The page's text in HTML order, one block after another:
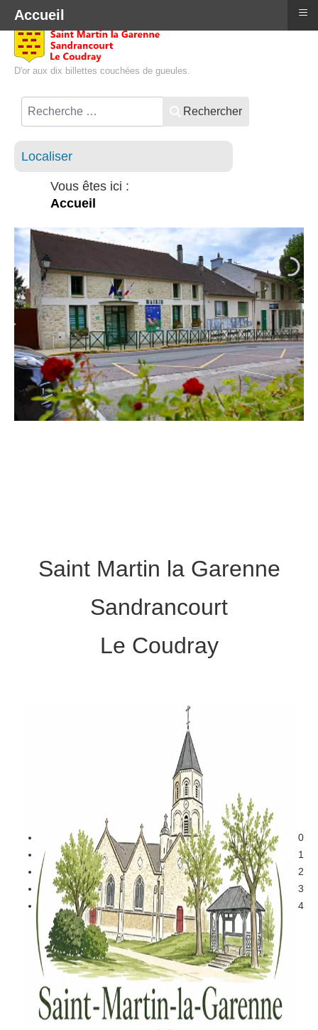
D'or aux dix billettes couchées de gueules.
Rechercher
Localiser
Vous êtes ici :
Accueil
0
1
2
3
4
Saint Martin la Garenne
Sandrancourt
Le Coudray
Accueil ≡